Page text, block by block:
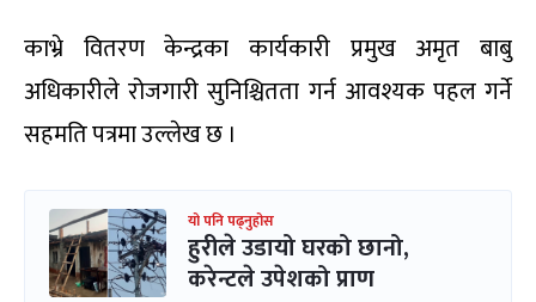
काभ्रे वितरण केन्द्रका कार्यकारी प्रमुख अमृत बाबु
अधिकारीले रोजगारी सुनिश्चितता गर्न आवश्यक पहल गर्ने
सहमति पत्रमा उल्लेख छ ।
यो पनि पढ्नुहोस
हुरीले उडायो घरको छानो,
करेन्टले उपेशको प्राण